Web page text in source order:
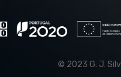
© 2023 G. J.